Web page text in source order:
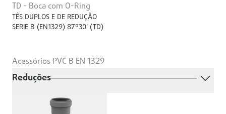
TD - Boca com O-Ring
TÊS DUPLOS E DE REDUÇÃO
SERIE B (EN1329) 87º30' (TD)
Acessórios PVC B EN 1329
Reduções